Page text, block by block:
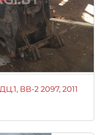
ВВ-2 2097, 2011